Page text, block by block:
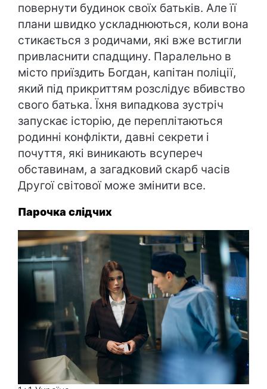
повернути будинок своїх батьків. Але її
плани швидко ускладнюються, коли вона
стикається з родичами, які вже встигли
привласнити спадщину. Паралельно в
місто приїздить Богдан, капітан поліції,
який під прикриттям розслідує вбивство
свого батька. Їхня випадкова зустріч
запускає історію, де переплітаються
родинні конфлікти, давні секрети і
почуття, які виникають всупереч
обставинам, а загадковий скарб часів
Другої світової може змінити все.
Парочка слідчих